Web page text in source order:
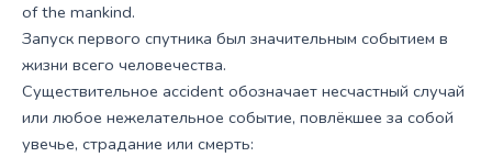
of the mankind.
Запуск первого спутника был значительным событием в
жизни всего человечества.
Существительное accident обозначает несчастный случай
или любое нежелательное событие, повлёкшее за собой
увечье, страдание или смерть: